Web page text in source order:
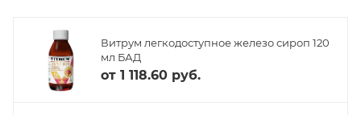
Витрум легкодоступное железо сироп 120
мл БАД
от 1 118.60 руб.